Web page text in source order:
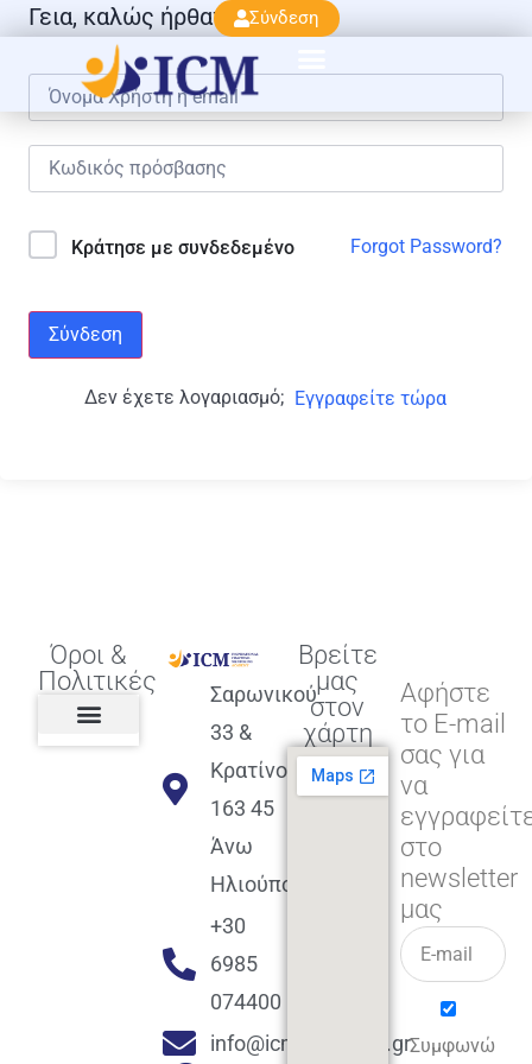
Σύνδεση
Γεια, καλώς ήρθατε πάλι!
Κράτησε με συνδεδεμένο Forgot Password?
Σύνδεση
Δεν έχετε λογαριασμό; Εγγραφείτε τώρα
Όροι &
Πολιτικές
Σαρωνικού
33 &
Κρατίνου
163 45
Άνω
Ηλιούπολη
+30
6985
074400
info@icmacademy.gr
Βρείτε
μας
στον
χάρτη
Αφήστε
το E-mail
σας για
να
στο
newsletter
μας
Συμφωνώ